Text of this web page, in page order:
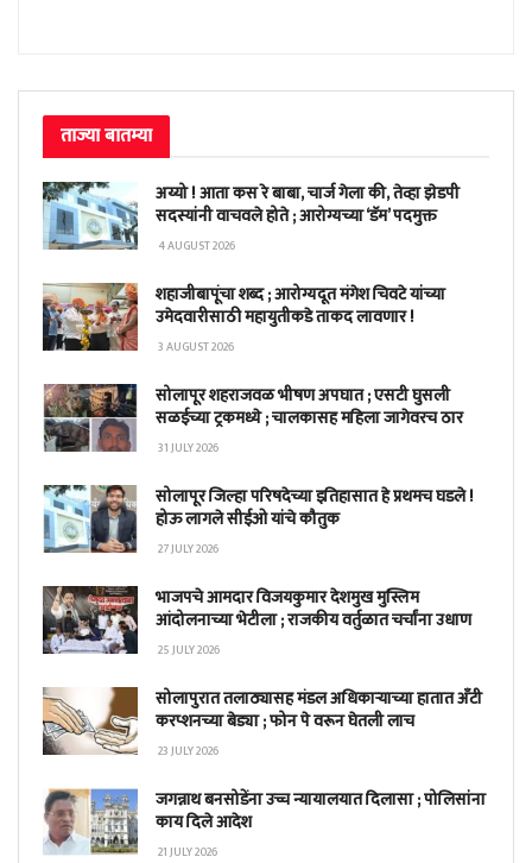
ताज्या बातम्या
अय्यो ! आता कस रे बाबा, चार्ज गेला की, तेव्हा झेडपी
सदस्यांनी वाचवले होते ; आरोग्यच्या ‘डॅम’ पदमुक्त
4 AUGUST 2026
शहाजीबापूंचा शब्द ; आरोग्यदूत मंगेश चिवटे यांच्या
उमेदवारीसाठी महायुतीकडे ताकद लावणार !
3 AUGUST 2026
सोलापूर शहराजवळ भीषण अपघात ; एसटी घुसली
सळईच्या ट्रकमध्ये ; चालकासह महिला जागेवरच ठार
31 JULY 2026
सोलापूर जिल्हा परिषदेच्या इतिहासात हे प्रथमच घडले !
होऊ लागले सीईओ यांचे कौतुक
27 JULY 2026
भाजपचे आमदार विजयकुमार देशमुख मुस्लिम
आंदोलनाच्या भेटीला ; राजकीय वर्तुळात चर्चांना उधाण
25 JULY 2026
सोलापुरात तलाठ्यासह मंडल अधिकाऱ्याच्या हातात अँटी
करप्शनच्या बेड्या ; फोन पे वरून घेतली लाच
23 JULY 2026
जगन्नाथ बनसोडेंना उच्च न्यायालयात दिलासा ; पोलिसांना
काय दिले आदेश
21 JULY 2026